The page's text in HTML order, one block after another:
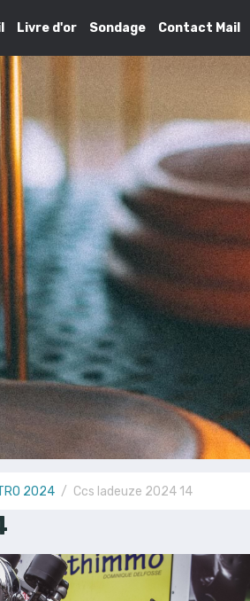
Livre d'or Sondage Contact Mail
2024 Ccs ladeuze 2024 14